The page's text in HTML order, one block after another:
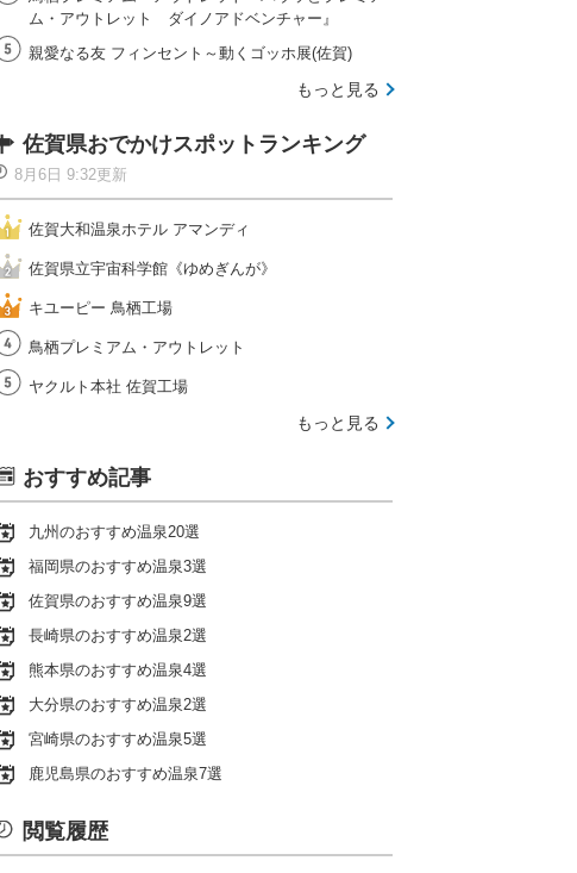
ム・アウトレット ダイノアドベンチャー』
親愛なる友 フィンセント～動くゴッホ展(佐賀)
もっと見る
佐賀県おでかけスポットランキング
8月6日 9:32更新
佐賀大和温泉ホテル アマンディ
佐賀県立宇宙科学館《ゆめぎんが》
キユーピー 鳥栖工場
鳥栖プレミアム・アウトレット
ヤクルト本社 佐賀工場
もっと見る
おすすめ記事
九州のおすすめ温泉20選
福岡県のおすすめ温泉3選
佐賀県のおすすめ温泉9選
長崎県のおすすめ温泉2選
熊本県のおすすめ温泉4選
大分県のおすすめ温泉2選
宮崎県のおすすめ温泉5選
鹿児島県のおすすめ温泉7選
閲覧履歴